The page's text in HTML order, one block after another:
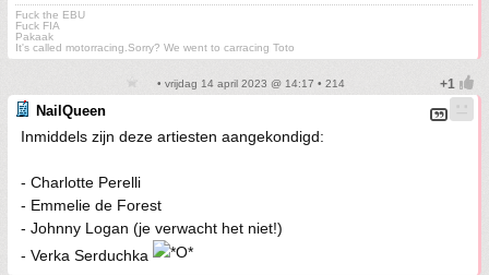
Fuck the EBU
Fuck FIA
Pakaak
It's called motorracing.Sorry? We went to carracing Toto
• vrijdag 14 april 2023 @ 14:17 • 214
NailQueen
Inmiddels zijn deze artiesten aangekondigd:
- Charlotte Perelli
- Emmelie de Forest
- Johnny Logan (je verwacht het niet!)
- Verka Serduchka